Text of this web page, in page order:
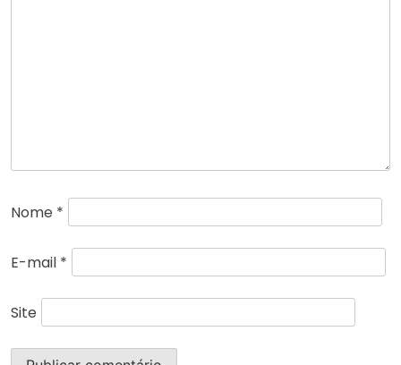
Nome *
E-mail *
Site